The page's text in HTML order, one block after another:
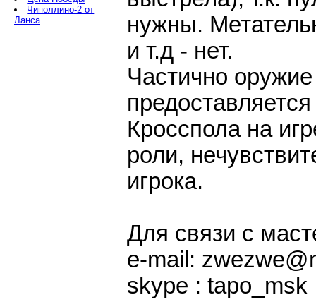
Чиполлино-2 от
Ланса
нужны.
и т.д - нет.
Частично оружие
Кросспола на
роли,
игрока.
Для связи с
e-mail:
skype : tapo_msk